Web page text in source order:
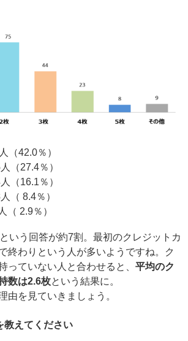
42.0％）
27.4％）
16.1％）
8.4％）
2.9％）
いう回答が約7割。最初のクレジットカ
終わりという人が多いようですね。ク
っていない人と合わせると、 平均のク
数は2.6枚という結果に。
由を見ていきましょう。
教えてください